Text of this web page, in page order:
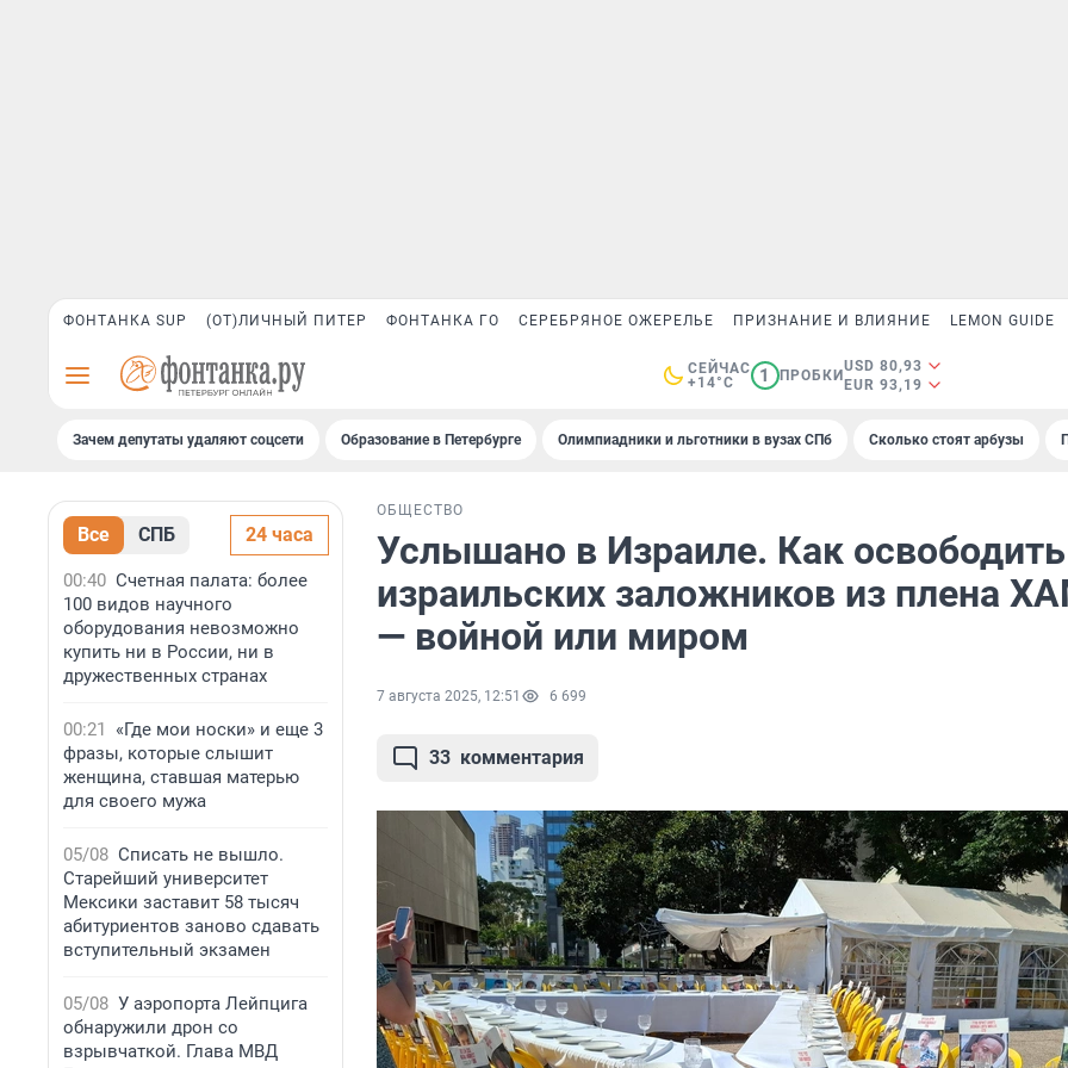
ФОНТАНКА SUP (ОТ)ЛИЧНЫЙ ПИТЕР ФОНТАНКА ГО СЕРЕБРЯНОЕ ОЖЕРЕЛЬЕ ПРИЗНАНИЕ И ВЛИЯНИЕ LEMON GUIDE
СЕЙЧАС
+14°C
1 ПРОБКИ
USD 80,93
EUR 93,19
Зачем депутаты удаляют соцсети Образование в Петербурге Олимпиадники и льготники в вузах СПб Сколько стоят арбузы
Все СПБ 24 часа
00:40 Счетная палата: более
100 видов научного
оборудования невозможно
купить ни в России, ни в
дружественных странах
00:21
«Где мои носки» и еще 3
фразы, которые слышит
женщина, ставшая матерью
для своего мужа
05/08 Списать не вышло.
Старейший университет
Мексики заставит 58 тысяч
абитуриентов заново сдавать
вступительный экзамен
05/08 У аэропорта Лейпцига
обнаружили дрон со
взрывчаткой. Глава МВД
ОБЩЕСТВО
Услышано в Израиле. Как освободить
израильских заложников из плена
— войной или миром
7 августа 2025, 12:51 6 699
33 комментария